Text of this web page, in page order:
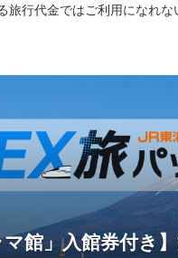
行代金ではご利用になれ
マ館」入館券付き